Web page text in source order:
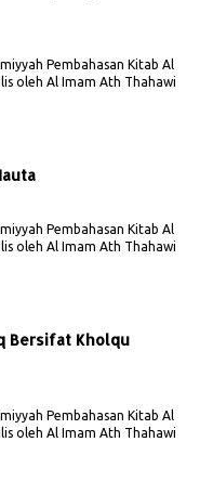
Pembahasan Kitab Al
oleh Al Imam Ath Thahawi
Pembahasan Kitab Al
oleh Al Imam Ath Thahawi
Bersifat Kholqu
Pembahasan Kitab Al
oleh Al Imam Ath Thahawi